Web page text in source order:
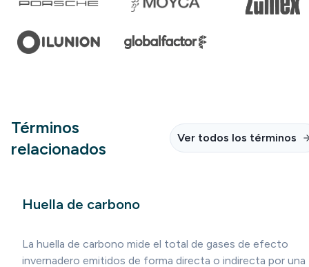
Términos
relacionados
Ver todos los términos
Huella de carbono
La huella de carbono mide el total de gases de efecto
invernadero emitidos de forma directa o indirecta por una